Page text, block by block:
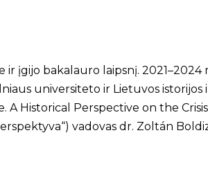
įgijo bakalauro laipsnį.
universiteto ir Lietuvos
Historical Perspective on the
vadovas dr. Zoltán